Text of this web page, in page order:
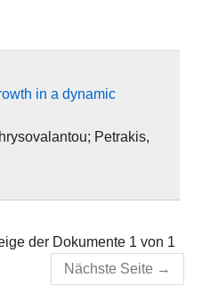
in a dynamic
Petrakis,
der Dokumente 1 von 1
Nächste Seite →